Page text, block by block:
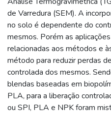
de Varredura (SEM). A
no solo é dependente do
mesmos. Porém as
relacionadas aos métodos e
método para reduzir perdas
controlada dos mesmos.
blendas baseadas em
PLA, para a liberação
ou SPI, PLA e NPK foram